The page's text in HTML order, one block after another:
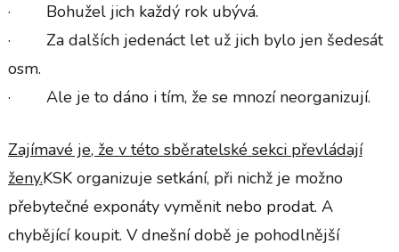
· Bohužel jich každý rok ubývá.
· Za dalších jedenáct let už jich bylo jen šedesát
osm.
· Ale je to dáno i tím, že se mnozí neorganizují.
Zajímavé je, že v této sběratelské sekci převládají
ženy.KSK organizuje setkání, při nichž je možno
přebytečné exponáty vyměnit nebo prodat. A
chybějící koupit. V dnešní době je pohodlnější